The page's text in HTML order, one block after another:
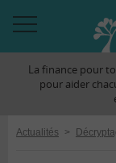
àLa finance pour
pour aider
Actualités >